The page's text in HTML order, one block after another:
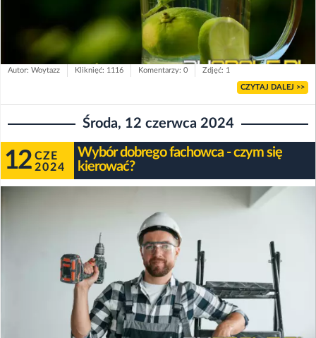
Autor: Woytazz Kliknięć: 1116 Komentarzy: 0 Zdjęć: 1
CZYTAJ DALEJ >>
Środa, 12 czerwca 2024
12 CZE
2024
Wybór dobrego fachowca - czym się
kierować?